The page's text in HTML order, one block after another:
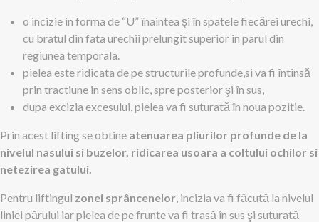
o incizie in forma de “U” înaintea şi în spatele fiecărei urechi,
cu bratul din fata urechii prelungit superior in parul din
regiunea temporala.
pielea este ridicata de pe structurile profunde,si va fi întinsă
prin tractiune in sens oblic, spre posterior şi în sus,
dupa excizia excesului, pielea va fi suturată în noua pozitie.
Prin acest lifting se obtine atenuarea pliurilor profunde de la
nivelul nasului si buzelor, ridicarea usoara a coltului ochilor si
netezirea gatului.
Pentru liftingul zonei sprâncenelor, incizia va fi făcută la nivelul
liniei părului iar pielea de pe frunte va fi trasă în sus şi suturată